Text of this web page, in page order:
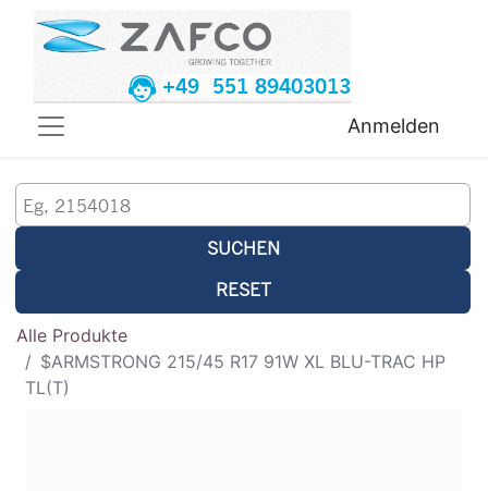
+49 551 89403013
Anmelden
SUCHEN
RESET
Alle Produkte
$ARMSTRONG 215/45 R17 91W XL BLU-TRAC HP
TL(T)